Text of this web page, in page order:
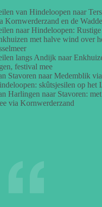
van Hindeloopen naar
Kornwerderzand en de
naar Hindeloopen:
met halve wind over
langs Andijk naar
festival mee
Stavoren naar Medemblik via
skûtsjesilen op het
Harlingen naar Stavoren:
via Kornwerderzand